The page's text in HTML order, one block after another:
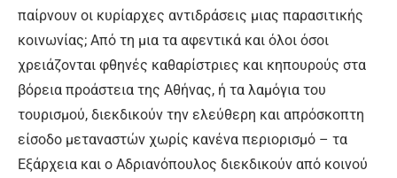
παίρνουν οι κυρίαρχες αντιδράσεις μιας παρασιτικής
κοινωνίας; Από τη μια τα αφεντικά και όλοι όσοι
χρειάζονται φθηνές καθαρίστριες και κηπουρούς στα
βόρεια προάστεια της Αθήνας, ή τα λαμόγια του
τουρισμού, διεκδικούν την ελεύθερη και απρόσκοπτη
είσοδο μεταναστών χωρίς κανένα περιορισμό – τα
Εξάρχεια και ο Αδριανόπουλος διεκδικούν από κοινού